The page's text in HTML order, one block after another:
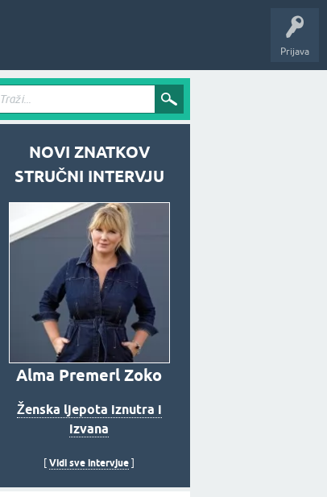
Prijava
NOVI ZNATKOV
STRUČNI INTERVJU
Alma Premerl Zoko
Ženska ljepota iznutra i
izvana
Vidi sve intervjue